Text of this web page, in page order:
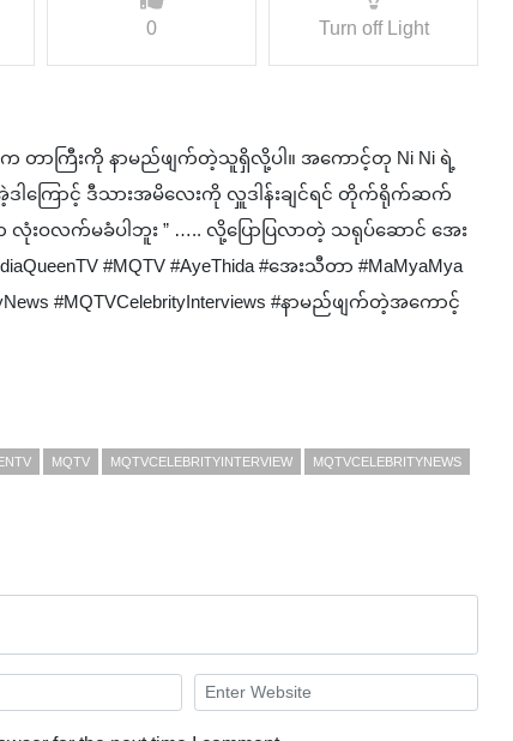
0 Turn off Light
ကြီးကို နာမည်ဖျက်တဲ့သူရှိလို့ပါ။ အကောင့်တု Ni Ni ရဲ့
ဒါကြောင့် ဒီသားအမိလေးကို လှူဒါန်းချင်ရင် တိုက်ရိုက်ဆက်
က လုံးဝလက်မခံပါဘူး ” ….. လို့ပြောပြလာတဲ့ သရုပ်ဆောင် အေး
#MQTV #AyeThida #အေးသီတာ #MaMyaMya
‎#MQTVCelebrityInterviews #နာမည်ဖျက်တဲ့အကောင့်
MQTV MQTVCELEBRITYINTERVIEW MQTVCELEBRITYNEWS